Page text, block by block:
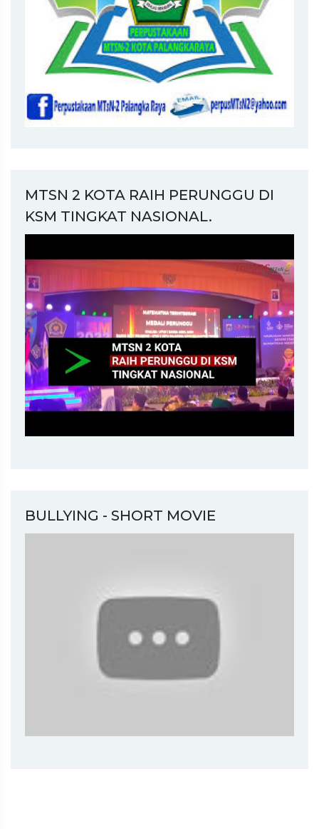
MTSN 2 KOTA RAIH PERUNGGU DI
KSM TINGKAT NASIONAL.
BULLYING - SHORT MOVIE